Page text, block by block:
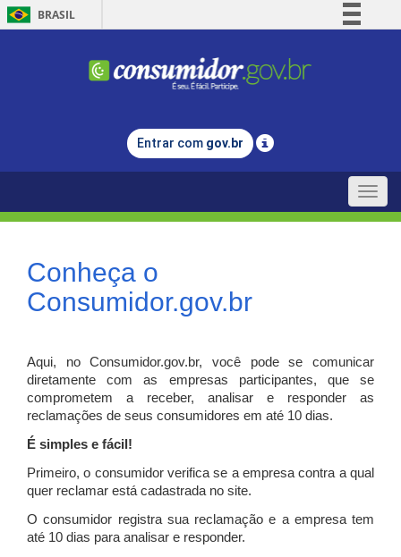
BRASIL
Comunica BR
Legislação
Entrar com gov.br
Toggle
Conheça o
Consumidor.gov.br
Aqui, no Consumidor.gov.br, você pode se comunicar
diretamente com as empresas participantes, que se
comprometem a receber, analisar e responder as
reclamações de seus consumidores em até 10 dias.
É simples e fácil!
Primeiro, o consumidor verifica se a empresa contra a qual
quer reclamar está cadastrada no site.
O consumidor registra sua reclamação e a empresa tem
até 10 dias para analisar e responder.